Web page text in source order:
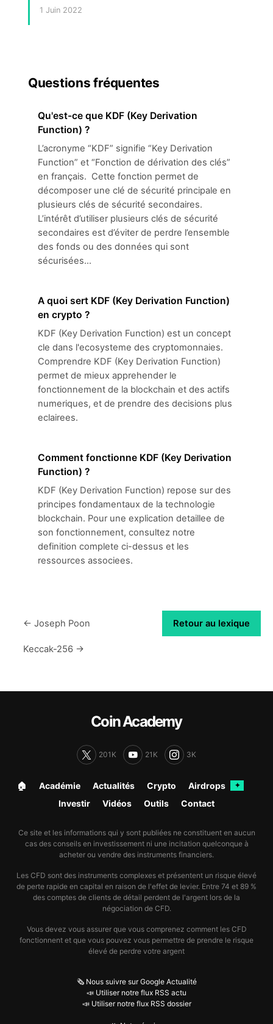
1 Juin 2022
Questions fréquentes
Qu'est-ce que KDF (Key Derivation
Function) ?
L’acronyme “KDF” signifie “Key Derivation
Function” et “Fonction de dérivation des clés”
en français. Cette fonction permet de
décomposer une clé de sécurité principale en
plusieurs clés de sécurité secondaires.
L’intérêt d’utiliser plusieurs clés de sécurité
secondaires est d’éviter de perdre l’ensemble
des fonds ou des données qui sont
sécurisées...
A quoi sert KDF (Key Derivation Function)
en crypto ?
KDF (Key Derivation Function) est un concept
cle dans l'ecosysteme des cryptomonnaies.
Comprendre KDF (Key Derivation Function)
permet de mieux apprehender le
fonctionnement de la blockchain et des actifs
numeriques, et de prendre des decisions plus
eclairees.
Comment fonctionne KDF (Key Derivation
Function) ?
KDF (Key Derivation Function) repose sur des
principes fondamentaux de la technologie
blockchain. Pour une explication detaillee de
son fonctionnement, consultez notre
definition complete ci-dessus et les
ressources associees.
← Joseph Poon Retour au lexique
Keccak-256 →
Coin Academy
201K 21K 3K
🏠︎ Académie Actualités Crypto Airdrops ✦
Investir Vidéos Outils Contact
Ce site et les informations qui y sont publiées ne constituent en aucun
cas des conseils en investissement ni une incitation quelconque à
acheter ou vendre des instruments financiers.
Les CFD sont des instruments complexes et présentent un risque élevé
de perte rapide en capital en raison de l'effet de levier. Entre 74 et 89 %
des comptes de clients de détail perdent de l'argent lors de la
négociation de CFD.
Vous devez vous assurer que vous comprenez comment les CFD
fonctionnent et que vous pouvez vous permettre de prendre le risque
élevé de perdre votre argent
🗞️ Nous suivre sur Google Actualité
📣 Utiliser notre flux RSS actu
📣 Utiliser notre flux RSS dossier